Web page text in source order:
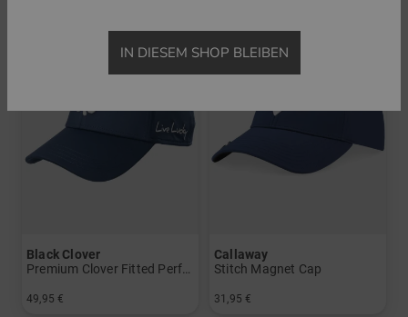
Black Clover
49,95 €
Callaway
Stitch Magnet Cap
31,95 €
IN DIESEM SHOP BLEIBEN